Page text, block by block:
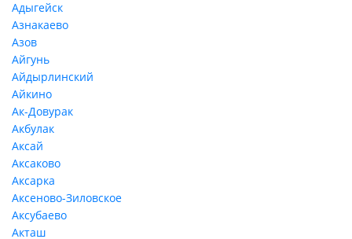
Адыгейск
Азнакаево
Азов
Айгунь
Айдырлинский
Айкино
Ак-Довурак
Акбулак
Аксай
Аксаково
Аксарка
Аксеново-Зиловское
Аксубаево
Акташ